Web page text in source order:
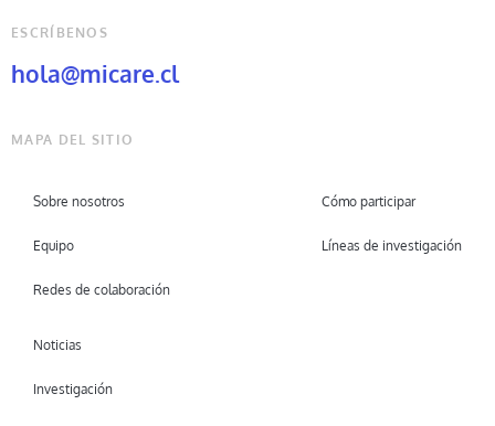
ESCRÍBENOS
hola@micare.cl
MAPA DEL SITIO
Sobre nosotros
Equipo
Redes de colaboración
Cómo participar
Líneas de investigación
Noticias
Investigación